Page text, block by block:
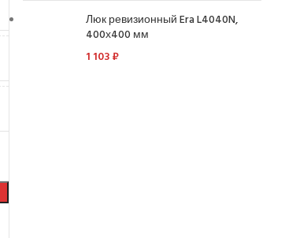
Люк ревизионный Era L4040N,
400х400 мм
1 103₽